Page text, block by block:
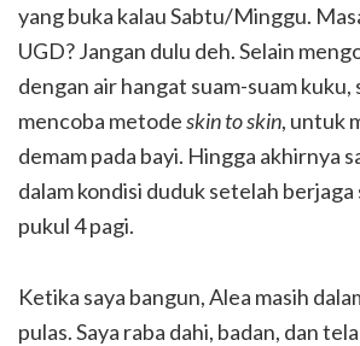
yang buka kalau Sabtu/Minggu.
UGD? Jangan dulu deh. Selain
dengan air hangat suam-suam kuku,
mencoba metodeskin to skin, untuk
demam pada bayi. Hingga akhirnya
dalam kondisi duduk setelah berjaga
pukul 4 pagi.
Ketika saya bangun, Alea masih
pulas. Saya raba dahi, badan, dan